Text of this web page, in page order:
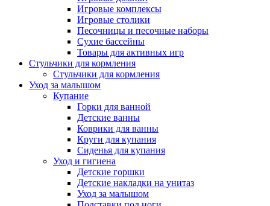
Игровые комплексы
Игровые столики
Песочницы и песочные наборы
Сухие бассейны
Товары для активных игр
Стульчики для кормления
Стульчики для кормления
Уход за малышом
Купание
Горки для ванной
Детские ванны
Коврики для ванны
Круги для купания
Сиденья для купания
Уход и гигиена
Детские горшки
Детские накладки на унитаз
Уход за малышом